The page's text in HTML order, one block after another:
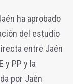
ha aprobado
del estudio
entre Jaén
y PP y la
por Jaén